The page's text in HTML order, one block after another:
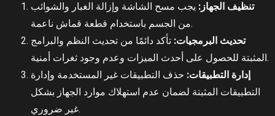
تنظيف الجهاز: يجب مسح الشاشة وإزالة الغبار والشوائب
من الجسم باستخدام قطعة قماش ناعمة.
تحديث البرمجيات: تأكد دائمًا من تحديث النظم والبرامج
المثبتة للحصول على أحدث الميزات وعدم وجود ثغرات أمنية.
إدارة التطبيقات: حذف التطبيقات غير المستخدمة وإدارة
التطبيقات المثبتة لضمان عدم استهلاك موارد الجهاز بشكل
غير ضروري.